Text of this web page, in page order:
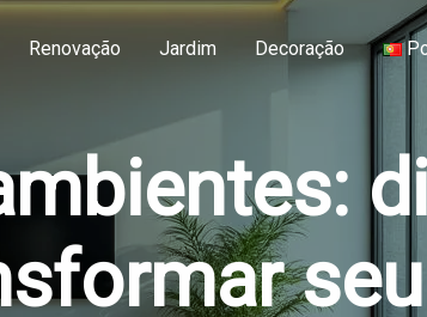
Renovação Jardim Decoração